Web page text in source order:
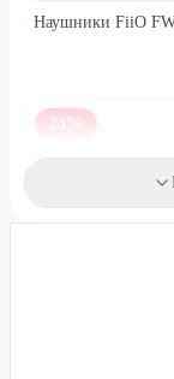
Наушники FiiO
23 %